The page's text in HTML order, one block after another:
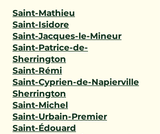
Saint-Mathieu
Saint-Isidore
Saint-Jacques-le-Mineur
Saint-Patrice-de-
Sherrington
Saint-Rémi
Saint-Cyprien-de-Napierville
Sherrington
Saint-Michel
Saint-Urbain-Premier
Saint-Édouard